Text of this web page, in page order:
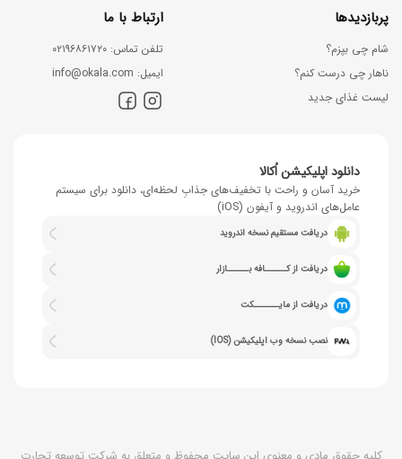
پربازدیدها
شام چی بپزم؟
ناهار چی درست کنم؟
لیست غذای جدید
ارتباط با ما
ﺗﻠﻔﻦ ﺗﻤﺎس: ۰۲۱۹۶۸۶۱۷۲۰
اﯾﻤﯿﻞ: info@okala.com
دانلود اپلیکیشن اُکالا
خرید آسان و راحت با تخفیف‌های جذابِ لحظه‌ای، دانلود برای سیستم
عامل‌های اندروید و آیفون (iOS)
دریافت مستقیم نسخه اندروید
دریافت از کــــــافه بــــــازار
دریافت از مایـــــــکت
نصب نسخه وب اپلیکیشن (IOS)